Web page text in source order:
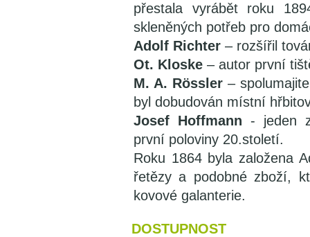
přestala vyrábět roku
skleněných potřeb pro
Adolf Richter – rozšířil
Ot. Kloske – autor první
M. A. Rössler–
byl dobudován místní
Josef Hoffmann - jeden
první poloviny 20.století.
Roku 1864 byla založena
řetězy a podobné zboží,
kovové galanterie.
DOSTUPNOST